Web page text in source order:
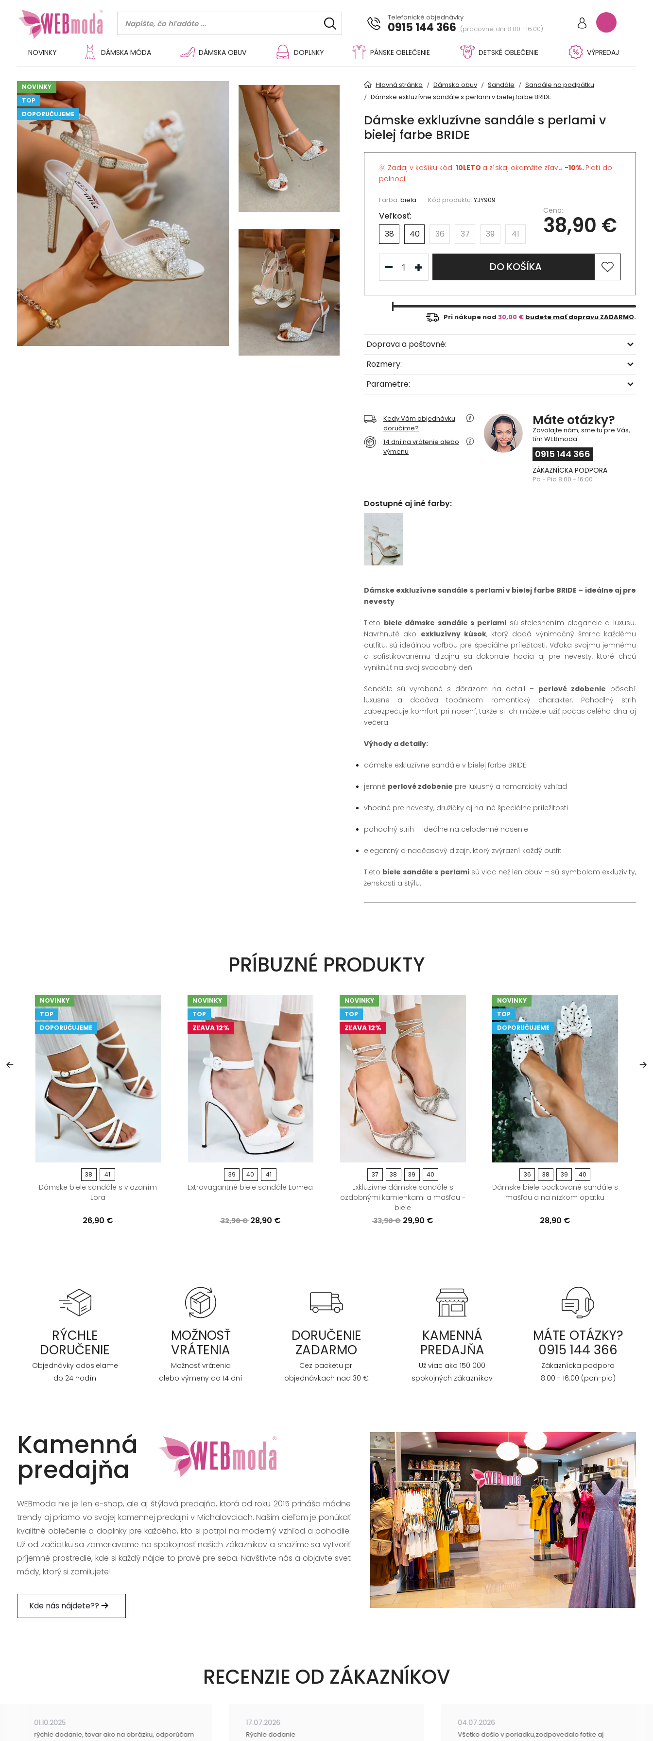
Telefonické objednávky
0915 144 366 (pracovné dni 8:00 -16:00)
NOVINKY DÁMSKA MÓDA DÁMSKA OBUV DOPLNKY PÁNSKE OBLEČENIE DETSKÉ OBLEČENIE VÝPREDAJ
NOVINKY
TOP
DOPORUČUJEME
Hlavná stránka Dámska obuv Sandále
Sandále na podpätku
Dámske exkluzívne sandále s perlami v bielej farbe BRIDE
Dámske exkluzívne sandále s perlami v
bielej farbe BRIDE
🌞 Zadaj v košíku kód: 10LETO a získaj okamžite zľavu -10%. Platí do
polnoci.
Farba: biela Kód produktu: YJY909
Veľkosť:
38
40 36 37 39 41
Cena:
38,90 €
DO KOŠÍKA
Pri nákupe nad 30,00 € budete mať dopravu ZADARMO.
Doprava a poštovné:
Rozmery:
Parametre:
Kedy Vám objednávku
doručíme?
14 dní na vrátenie alebo
výmenu
Máte otázky?
Zavolajte nám, sme tu pre Vás,
tím WEBmoda.
0915 144 366
ZÁKAZNÍCKA PODPORA
Po - Pia 8:00 - 16:00
Dostupné aj iné farby:
Dámske exkluzívne sandále s perlami v bielej farbe BRIDE – ideálne aj pre
nevesty
Tieto biele dámske sandále s perlami sú stelesnením elegancie a luxusu.
Navrhnuté ako exkluzívny kúsok, ktorý dodá výnimočný šmrnc každému
outfitu, sú ideálnou voľbou pre špeciálne príležitosti. Vďaka svojmu jemnému
a sofistikovanému dizajnu sa dokonale hodia aj pre nevesty, ktoré chcú
vyniknúť na svoj svadobný deň.
Sandále sú vyrobené s dôrazom na detail – perlové zdobenie pôsobí
luxusne a dodáva topánkam romantický charakter. Pohodlný strih
zabezpečuje komfort pri nosení, takže si ich môžete užiť počas celého dňa aj
večera.
Výhody a detaily:
dámske exkluzívne sandále v bielej farbe BRIDE
jemné perlové zdobenie pre luxusný a romantický vzhľad
vhodné pre nevesty, družičky aj na iné špeciálne príležitosti
pohodlný strih – ideálne na celodenné nosenie
elegantný a nadčasový dizajn, ktorý zvýrazní každý outfit
Tieto biele sandále s perlamisú viac než len obuv – sú symbolom exkluzivity,
ženskosti a štýlu.
PRÍBUZNÉ PRODUKTY
NOVINKY
TOP
DOPORUČUJEME
38 41
Dámske biele sandále s viazaním
Lora
26,90 €
NOVINKY
TOP
ZĽAVA 12%
39 40 41
Extravagantné biele sandále Lomea
32,90 € 28,90 €
NOVINKY
TOP
ZĽAVA 12%
37 38 39 40
Exkluzívne dámske sandále s
ozdobnými kamienkami a mašľou -
biele
33,90 € 29,90 €
NOVINKY
TOP
DOPORUČUJEME
36 38 39 40
Dámske biele bodkované sandále s
mašľou a na nízkom opätku
28,90 €
RÝCHLE
DORUČENIE
Objednávky odosielame
do 24 hodín
MOŽNOSŤ
VRÁTENIA
Možnosť vrátenia
alebo výmeny do 14 dní
DORUČENIE
ZADARMO
Cez packetu pri
objednávkach nad 30 €
KAMENNÁ
PREDAJŇA
Už viac ako 150 000
spokojných zákazníkov
MÁTE OTÁZKY?
0915 144 366
Zákaznícka podpora
8:00 - 16:00 (pon-pia)
Kamenná
predajňa
WEBmoda nie je len e-shop, ale aj štýlová predajňa, ktorá od roku 2015 prináša módne
trendy aj priamo vo svojej kamennej predajni v Michalovciach. Naším cieľom je ponúkať
kvalitné oblečenie a doplnky pre každého, kto si potrpí na moderný vzhľad a pohodlie.
Už od začiatku sa zameriavame na spokojnosť našich zákazníkov a snažíme sa vytvoriť
príjemné prostredie, kde si každý nájde to pravé pre seba. Navštívte nás a objavte svet
módy, ktorý si zamilujete!
Kde nás nájdete??
RECENZIE OD ZÁKAZNÍKOV
01.10.2025
rýchle dodanie, tovar ako na obrázku, odporúčam
17.07.2026
Rýchle dodanie
04.07.2026
Všetko došlo v poriadku,zodpovedalo fotke aj